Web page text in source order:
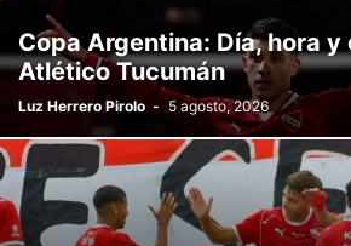
INSTITUCIONALES LA
Copa Argentina: Día, hora y
Atlético Tucumán
Luz Herrero Pirolo - 5 agosto, 2026